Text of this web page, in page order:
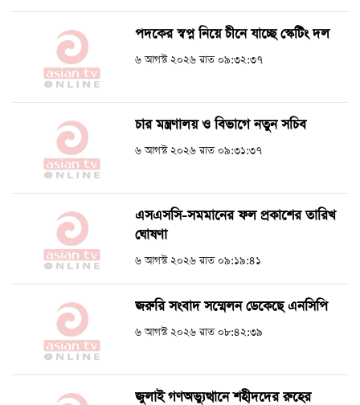
পদকের স্বপ্ন নিয়ে চীনে যাচ্ছে স্কেটিং দল
৬ আগস্ট ২০২৬ রাত ০৯:৩২:৩৭
চার মন্ত্রণালয় ও বিভাগে নতুন সচিব
৬ আগস্ট ২০২৬ রাত ০৯:৩১:৩৭
এসএসসি-সমমানের ফল প্রকাশের তারিখ
ঘোষণা
৬ আগস্ট ২০২৬ রাত ০৯:১৯:৪১
জরুরি সংবাদ সম্মেলন ডেকেছে এনসিপি
৬ আগস্ট ২০২৬ রাত ০৮:৪২:৩৯
জুলাই গণঅভ্যুত্থানে শহীদদের রুহের